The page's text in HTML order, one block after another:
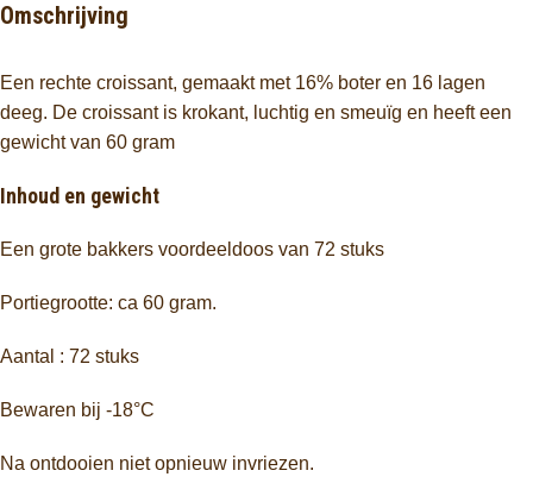
Omschrijving
Een rechte croissant, gemaakt met 16% boter en 16 lagen
deeg. De croissant is krokant, luchtig en smeuïg en heeft een
gewicht van 60 gram
Inhoud en gewicht
Een grote bakkers voordeeldoos van 72 stuks
Portiegrootte: ca 60 gram.
Aantal : 72 stuks
Bewaren bij -18°C
Na ontdooien niet opnieuw invriezen.